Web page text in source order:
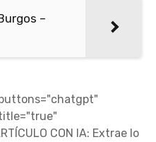
–
CON IA: Extrae lo